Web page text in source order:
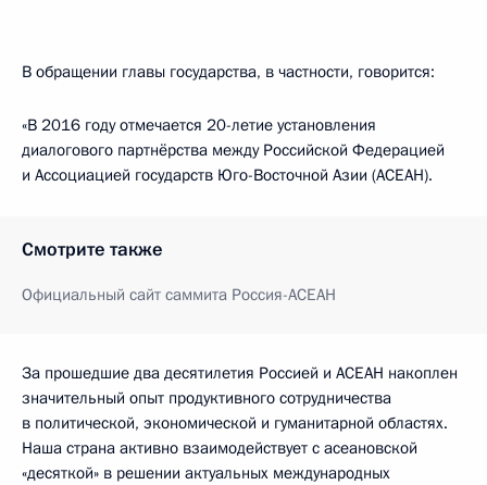
В обращении главы государства, в частности, говорится:
«В 2016 году отмечается 20-летие установления
диалогового партнёрства между Российской Федерацией
и Ассоциацией государств Юго-Восточной Азии (АСЕАН).
Смотрите также
Официальный сайт саммита Россия-АСЕАН
За прошедшие два десятилетия Россией и АСЕАН накоплен
значительный опыт продуктивного сотрудничества
в политической, экономической и гуманитарной областях.
Наша страна активно взаимодействует с асеановской
«десяткой» в решении актуальных международных